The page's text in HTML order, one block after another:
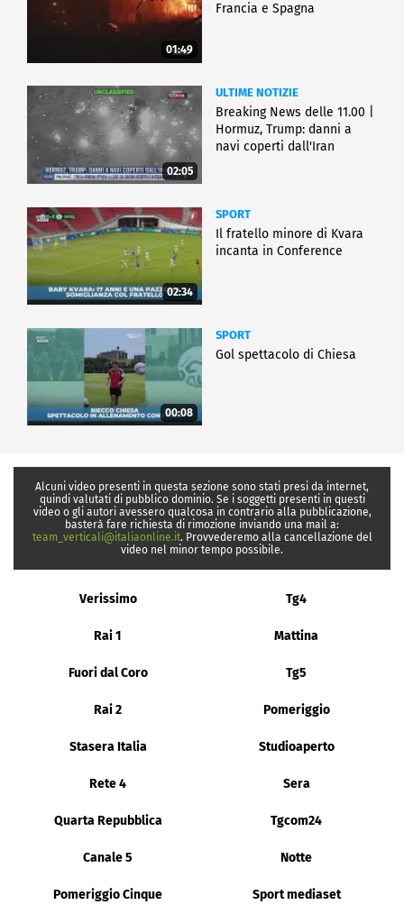
01:49
Francia e Spagna
02:05
ULTIME NOTIZIE
Breaking News delle 11.00 |
Hormuz, Trump: danni a
navi coperti dall'Iran
02:34
SPORT
Il fratello minore di Kvara
incanta in Conference
00:08
SPORT
Gol spettacolo di Chiesa
Alcuni video presenti in questa sezione sono stati presi da internet,
quindi valutati di pubblico dominio. Se i soggetti presenti in questi
video o gli autori avessero qualcosa in contrario alla pubblicazione,
basterà fare richiesta di rimozione inviando una mail a:
team_verticali@italiaonline.it. Provvederemo alla cancellazione del
video nel minor tempo possibile.
Verissimo Tg4
Rai 1 Mattina
Fuori dal Coro Tg5
Rai 2 Pomeriggio
Stasera Italia Studioaperto
Rete 4 Sera
Quarta Repubblica Tgcom24
Canale 5 Notte
Pomeriggio Cinque Sport mediaset